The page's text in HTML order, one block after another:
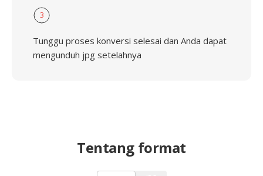
3
Tunggu proses konversi selesai dan Anda dapat
mengunduh jpg setelahnya
Tentang format